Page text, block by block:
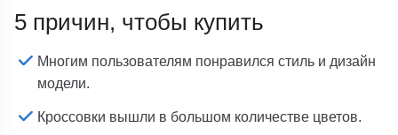
5 причин, чтобы купить
Многим пользователям понравился стиль и дизайн
модели.
Кроссовки вышли в большом количестве цветов.